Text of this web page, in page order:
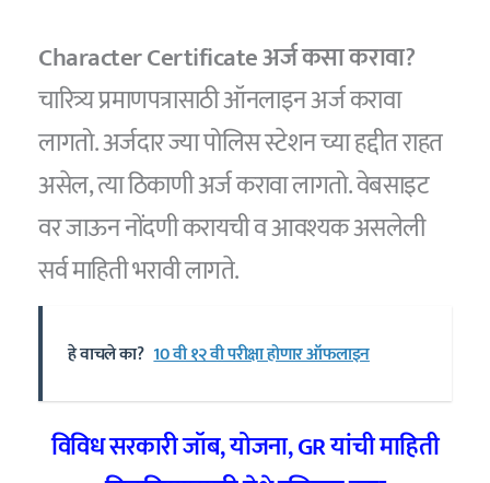
Character Certificate अर्ज कसा करावा?
चारित्र्य प्रमाणपत्रासाठी ऑनलाइन अर्ज करावा
लागतो. अर्जदार ज्या पोलिस स्टेशन च्या हद्दीत राहत
असेल, त्या ठिकाणी अर्ज करावा लागतो. वेबसाइट
वर जाऊन नोंदणी करायची व आवश्यक असलेली
सर्व माहिती भरावी लागते.
हे वाचले का? 10 वी १२ वी परीक्षा होणार ऑफलाइन
विविध सरकारी जॉब,योजना, GRयांची माहिती